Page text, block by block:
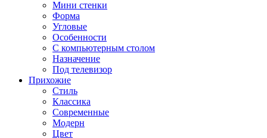
Мини стенки
Форма
Угловые
Особенности
С компьютерным столом
Назначение
Под телевизор
Прихожие
Стиль
Классика
Современные
Модерн
Цвет